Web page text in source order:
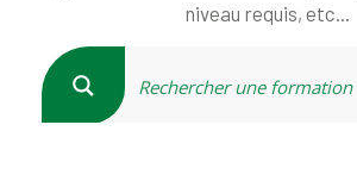
niveau requis, etc...